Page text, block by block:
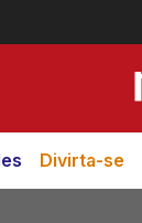
Divirta-se